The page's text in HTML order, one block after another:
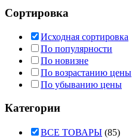
Сортировка
Исходная сортировка
По популярности
По новизне
По возрастанию цены
По убыванию цены
Категории
ВСЕ ТОВАРЫ (85)